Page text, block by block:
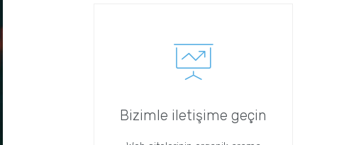
Bizimle iletişime geçin